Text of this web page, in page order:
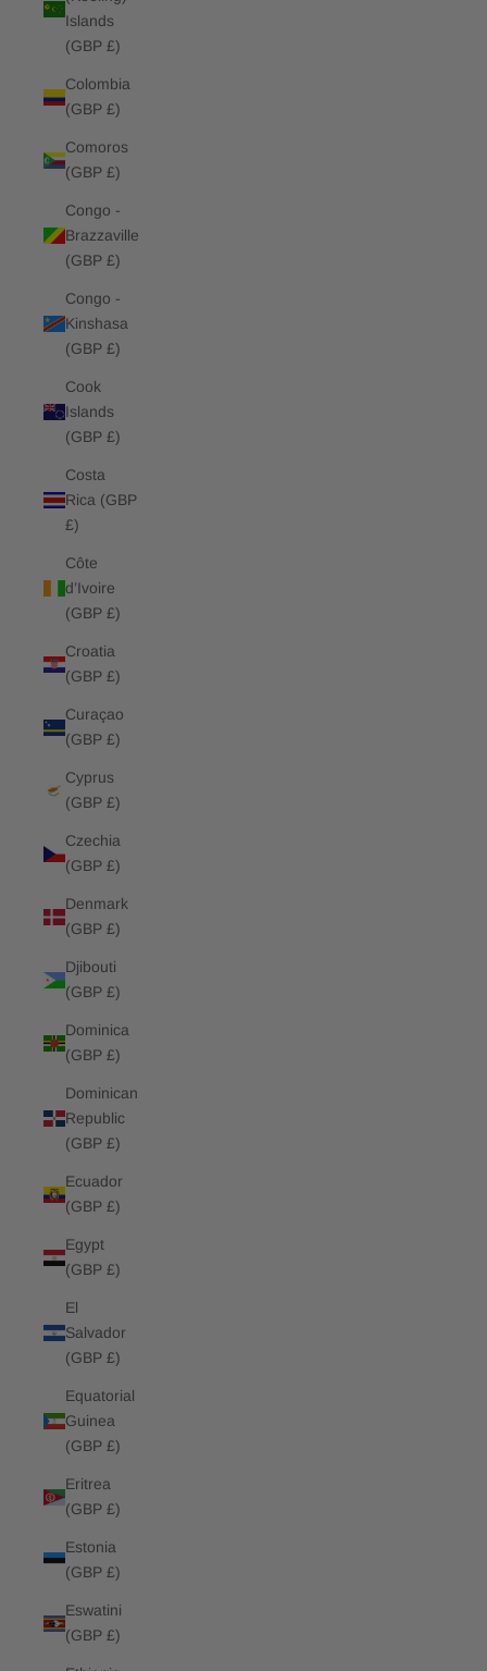
Islands
(GBP £)
Colombia
(GBP £)
Comoros
(GBP £)
Congo -
Brazzaville
(GBP £)
Congo -
Kinshasa
(GBP £)
Cook
Islands
(GBP £)
Costa
Rica (GBP
£)
Côte
d’Ivoire
(GBP £)
Croatia
(GBP £)
Curaçao
(GBP £)
Cyprus
(GBP £)
Czechia
(GBP £)
Denmark
(GBP £)
Djibouti
(GBP £)
Dominica
(GBP £)
Dominican
Republic
(GBP £)
Ecuador
(GBP £)
Egypt
(GBP £)
El
Salvador
(GBP £)
Equatorial
Guinea
(GBP £)
Eritrea
(GBP £)
Estonia
(GBP £)
Eswatini
(GBP £)